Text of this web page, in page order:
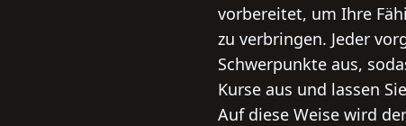
vorbereitet, um Ihre
zu verbringen. Jeder
Schwerpunkte aus,
Kurse aus und lassen
Auf diese Weise wird